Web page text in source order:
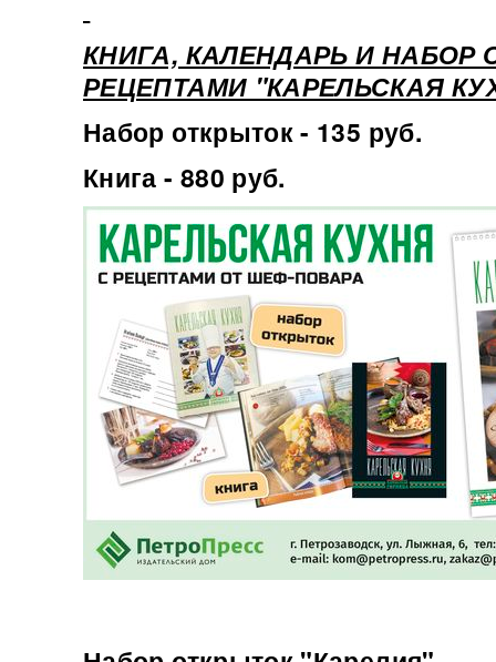
КНИГА, КАЛЕНДАРЬ И НАБОР
РЕЦЕПТАМИ "КАРЕЛЬСКАЯ
Набор открыток - 135 руб.
Книга - 880 руб.